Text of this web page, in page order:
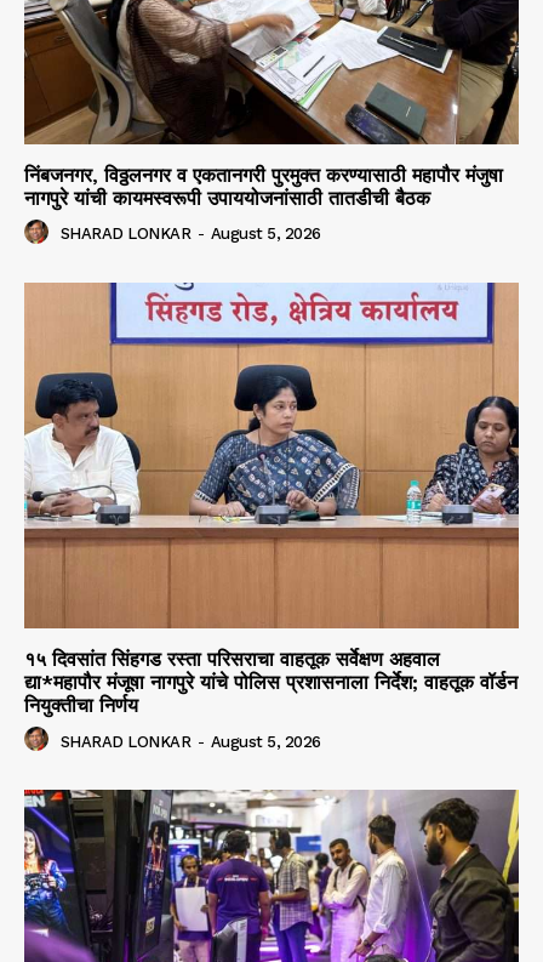
निंबजनगर, विठ्ठलनगर व एकतानगरी पुरमुक्त करण्यासाठी महापौर मंजुषा
नागपुरे यांची कायमस्वरूपी उपाययोजनांसाठी तातडीची बैठक
SHARAD LONKAR - August 5, 2026
१५ दिवसांत सिंहगड रस्ता परिसराचा वाहतूक सर्वेक्षण अहवाल
द्या*महापौर मंजूषा नागपुरे यांचे पोलिस प्रशासनाला निर्देश; वाहतूक वॉर्डन
नियुक्तीचा निर्णय
SHARAD LONKAR - August 5, 2026